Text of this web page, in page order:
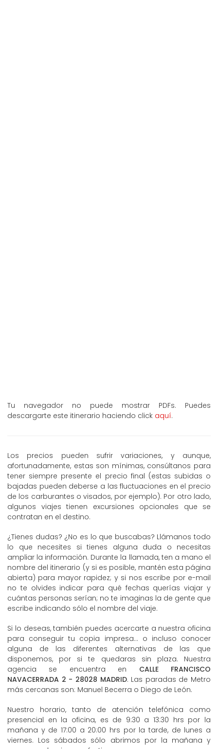
Tu navegador no puede mostrar PDFs. Puedes
descargarte este itinerario haciendo click aquí.
Los precios pueden sufrir variaciones, y aunque,
afortunadamente, estas son mínimas, consúltanos para
tener siempre presente el precio final (estas subidas o
bajadas pueden deberse a las fluctuaciones en el precio
de los carburantes o visados, por ejemplo). Por otro lado,
algunos viajes tienen excursiones opcionales que se
contratan en el destino.
¿Tienes dudas? ¿No es lo que buscabas? Llámanos todo
lo que necesites si tienes alguna duda o necesitas
ampliar la información. Durante la llamada, ten a mano el
nombre del itinerario (y si es posible, mantén esta página
abierta) para mayor rapidez; y si nos escribe por e-mail
no te olvides indicar para qué fechas querías viajar y
cuántas personas serían; no te imaginas la de gente que
escribe indicando sólo el nombre del viaje.
Si lo deseas, también puedes acercarte a nuestra oficina
para conseguir tu copia impresa... o incluso conocer
alguna de las diferentes alternativas de las que
disponemos, por si te quedaras sin plaza. Nuestra
agencia se encuentra en CALLE FRANCISCO
NAVACERRADA 2 - 28028 MADRID. Las paradas de Metro
más cercanas son: Manuel Becerra o Diego de León.
Nuestro horario, tanto de atención telefónica como
presencial en la oficina, es de 9:30 a 13:30 hrs por la
mañana y de 17:00 a 20:00 hrs por la tarde, de lunes a
viernes. Los sábados sólo abrimos por la mañana y